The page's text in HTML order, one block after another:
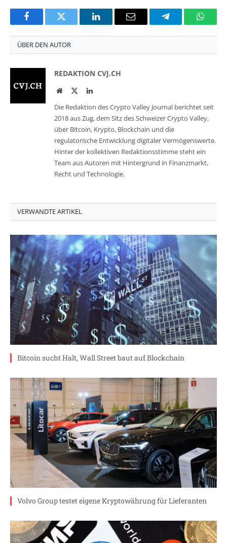
FacebookTwitter LinkedInEmail Telegram
ÜBER DEN AUTOR
REDAKTION CVJ.CH
WebsiteTwitterLinkedIn
Die Redaktion des Crypto Valley Journal berichtet seit
2018 aus Zug, dem Sitz des Schweizer Crypto Valley,
über Bitcoin, Krypto, Blockchain und die
regulatorische Entwicklung digitaler Vermögenswerte.
Hinter der kollektiven Redaktionsstimme steht ein
Team aus Autoren mit Hintergrund in Finanzmarkt,
Recht und Technologie.
VERWANDTE ARTIKEL
Bitcoin sucht Halt, Wall Street baut auf Blockchain
Volvo Group testet eigene Kryptowährung für Lieferanten